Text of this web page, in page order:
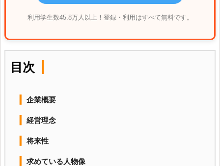
利用学生数45.8万人以上！登録・利用はすべて無料です。
目次
企業概要
経営理念
将来性
求めている人物像